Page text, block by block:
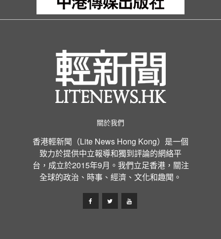
關於我們
香港輕新聞（Lite News Hong Kong）是一個
致力於提供中立報導和獨到評論的網絡平
台，成立於2015年9月。我們立足香港，關注
全球的政治、時事、經濟、文化和趣聞。